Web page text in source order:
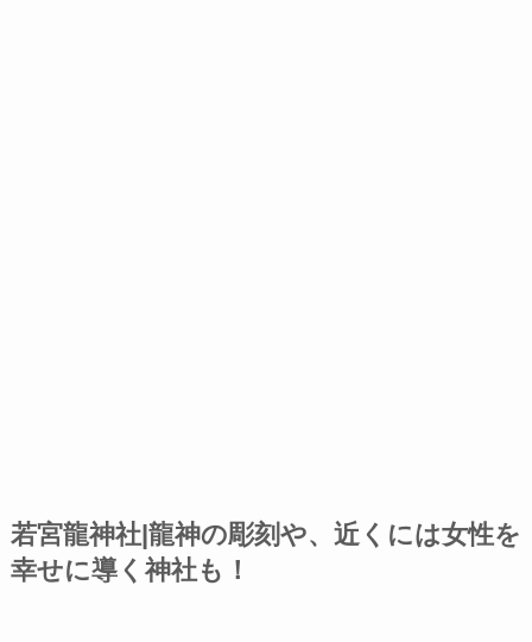
若宮龍神社|龍神の彫刻や、近くには女性を
幸せに導く神社も！